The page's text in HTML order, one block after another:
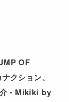
OF
クション、
介 - Mikiki by